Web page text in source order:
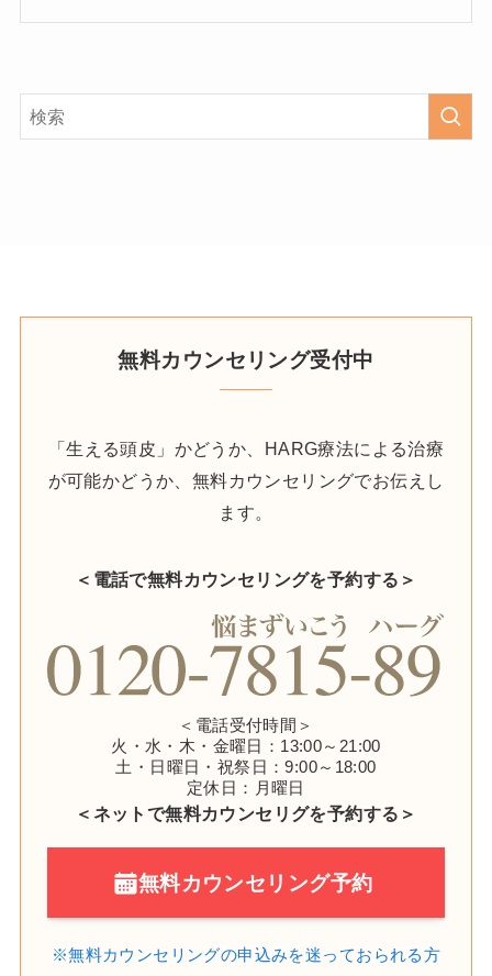
無料カウンセリング受付中
「生える頭皮」かどうか、HARG療法による治療
が可能かどうか、無料カウンセリングでお伝えし
ます。
＜電話で無料カウンセリングを予約する＞
＜電話受付時間＞
火・水・木・金曜日：13:00～21:00
土・日曜日・祝祭日：9:00～18:00
定休日：月曜日
＜ネットで無料カウンセリグを予約する＞
無料カウンセリング予約
※無料カウンセリングの申込みを迷っておられる方